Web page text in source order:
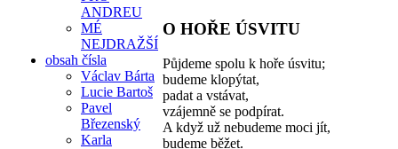
ANDREU
MÉ
NEJDRAŽŠÍ
obsah čísla
Václav Bárta
Lucie Bartoš
Pavel
Březenský
Karla
O HOŘE ÚSVITU
Půjdeme spolu k hoře úsvitu;
budeme klopýtat,
padat a vstávat,
vzájemně se podpírat.
A když už nebudeme moci jít,
budeme běžet.